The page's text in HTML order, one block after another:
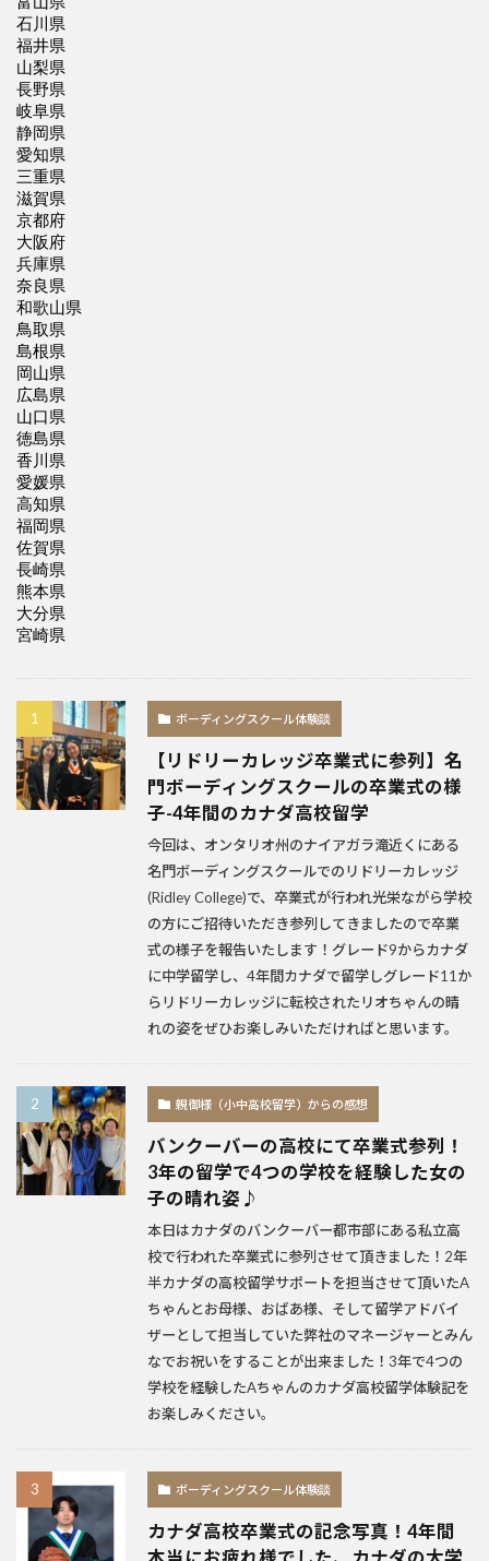
ボーディングスクール体験談
【リドリーカレッジ卒業式に参列】名
門ボーディングスクールの卒業式の様
子-4年間のカナダ高校留学
今回は、オンタリオ州のナイアガラ滝近くにある
名門ボーディングスクールでのリドリーカレッジ
(Ridley College)で、卒業式が行われ光栄ながら学校
の方にご招待いただき参列してきましたので卒業
式の様子を報告いたします！グレード9からカナダ
に中学留学し、4年間カナダで留学しグレード11か
らリドリーカレッジに転校されたリオちゃんの晴
れの姿をぜひお楽しみいただければと思います。
親御様（小中高校留学）からの感想
バンクーバーの高校にて卒業式参列！
3年の留学で4つの学校を経験した女の
子の晴れ姿♪
本日はカナダのバンクーバー都市部にある私立高
校で行われた卒業式に参列させて頂きました！2年
半カナダの高校留学サポートを担当させて頂いたA
ちゃんとお母様、おばあ様、そして留学アドバイ
ザーとして担当していた弊社のマネージャーとみん
なでお祝いをすることが出来ました！3年で4つの
学校を経験したAちゃんのカナダ高校留学体験記を
お楽しみください。
ボーディングスクール体験談
カナダ高校卒業式の記念写真！4年間